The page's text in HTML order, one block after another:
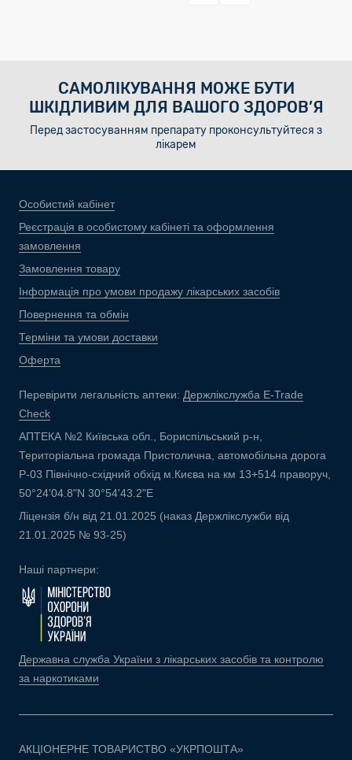
САМОЛІКУВАННЯ МОЖЕ БУТИ
ШКІДЛИВИМ ДЛЯ ВАШОГО ЗДОРОВ’Я
Перед застосуванням препарату проконсультуйтеся з
лікарем
Особистий кабінет
Реєстрація в особистому кабінеті та оформлення
замовлення
Замовлення товару
Інформація про умови продажу лікарських засобів
Повернення та обмін
Терміни та умови доставки
Оферта
Перевірити легальність аптеки: Держлікслужба E-Trade
Check
АПТЕКА №2 Київська обл., Бориспільський р-н,
Територіальна громада Пристолична, автомобільна дорога
Р-03 Північно-східний обхід м.Києва на км 13+514 праворуч,
50°24'04.8"N 30°54'43.2"E
Ліцензія б/н від 21.01.2025 (наказ Держлікслужби від
21.01.2025 № 93-25)
Наші партнери:
Державна служба України з лікарських засобів та контролю
за наркотиками
АКЦІОНЕРНЕ ТОВАРИСТВО «УКРПОШТА»